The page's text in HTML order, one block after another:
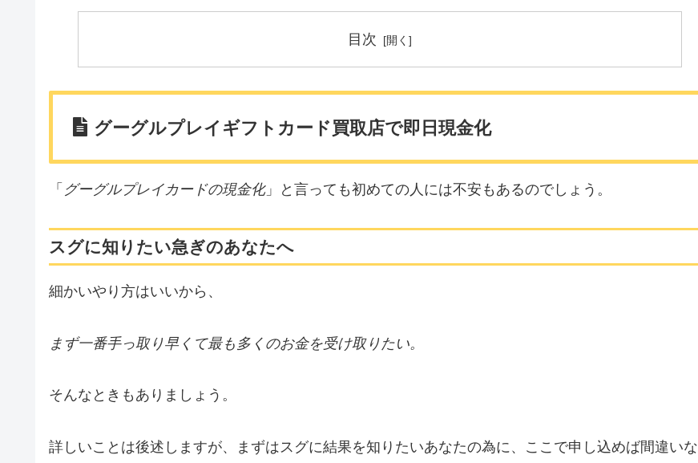
目次
グーグルプレイギフトカード買取店で即日現金化
「 グーグルプレイカードの現金化」と言っても初めての人には不安もあるのでしょう。
スグに知りたい急ぎのあなたへ
細かいやり方はいいから、
まず一番手っ取り早くて最も多くのお金を受け取りたい。
そんなときもありましょう。
詳しいことは後述しますが、まずはスグに結果を知りたいあなたの為に、ここで申し込めば間違いな